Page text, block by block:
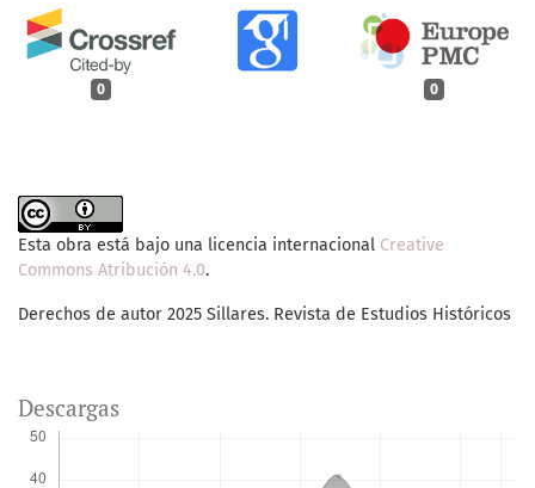
0 0
Esta obra está bajo una licencia internacional Creative
Commons Atribución 4.0.
Derechos de autor 2025 Sillares. Revista de Estudios Históricos
Descargas